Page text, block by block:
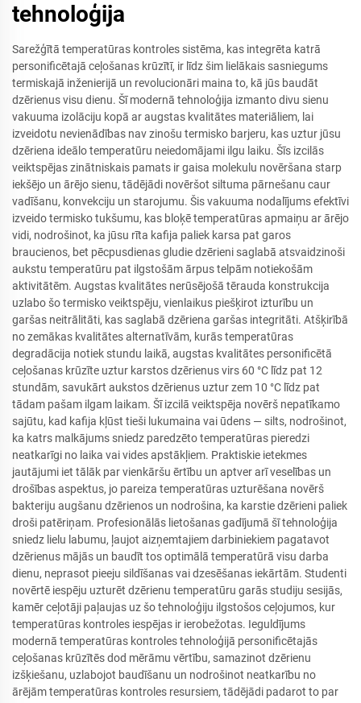
tehnoloģija
Sarežģītā temperatūras kontroles sistēma, kas integrēta katrā
personificētajā ceļošanas krūzītī, ir līdz šim lielākais sasniegums
termiskajā inženierijā un revolucionāri maina to, kā jūs baudāt
dzērienus visu dienu. Šī modernā tehnoloģija izmanto divu sienu
vakuuma izolāciju kopā ar augstas kvalitātes materiāliem, lai
izveidotu nevienādības nav zinošu termisko barjeru, kas uztur jūsu
dzēriena ideālo temperatūru neiedomājami ilgu laiku. Šīs izcilās
veiktspējas zinātniskais pamats ir gaisa molekulu novēršana starp
iekšējo un ārējo sienu, tādējādi novēršot siltuma pārnešanu caur
vadīšanu, konvekciju un starojumu. Šis vakuuma nodalījums efektīvi
izveido termisko tukšumu, kas bloķē temperatūras apmaiņu ar ārējo
vidi, nodrošinot, ka jūsu rīta kafija paliek karsa pat garos
braucienos, bet pēcpusdienas gludie dzērieni saglabā atsvaidzinoši
aukstu temperatūru pat ilgstošām ārpus telpām notiekošām
aktivitātēm. Augstas kvalitātes nerūsējošā tērauda konstrukcija
uzlabo šo termisko veiktspēju, vienlaikus piešķirot izturību un
garšas neitrālitāti, kas saglabā dzēriena garšas integritāti. Atšķirībā
no zemākas kvalitātes alternatīvām, kurās temperatūras
degradācija notiek stundu laikā, augstas kvalitātes personificētā
ceļošanas krūzīte uztur karstos dzērienus virs 60 °C līdz pat 12
stundām, savukārt aukstos dzērienus uztur zem 10 °C līdz pat
tādam pašam ilgam laikam. Šī izcilā veiktspēja novērš nepatīkamo
sajūtu, kad kafija kļūst tieši lukumaina vai ūdens — silts, nodrošinot,
ka katrs malkājums sniedz paredzēto temperatūras pieredzi
neatkarīgi no laika vai vides apstākļiem. Praktiskie ietekmes
jautājumi iet tālāk par vienkāršu ērtību un aptver arī veselības un
drošības aspektus, jo pareiza temperatūras uzturēšana novērš
bakteriju augšanu dzērienos un nodrošina, ka karstie dzērieni paliek
droši patēriņam. Profesionālās lietošanas gadījumā šī tehnoloģija
sniedz lielu labumu, ļaujot aizņemtajiem darbiniekiem pagatavot
dzērienus mājās un baudīt tos optimālā temperatūrā visu darba
dienu, neprasot pieeju sildīšanas vai dzesēšanas iekārtām. Studenti
novērtē iespēju uzturēt dzērienu temperatūru garās studiju sesijās,
kamēr ceļotāji paļaujas uz šo tehnoloģiju ilgstošos ceļojumos, kur
temperatūras kontroles iespējas ir ierobežotas. Ieguldījums
modernā temperatūras kontroles tehnoloģijā personificētajās
ceļošanas krūzītēs dod mērāmu vērtību, samazinot dzērienu
izšķiešanu, uzlabojot baudīšanu un nodrošinot neatkarību no
ārējām temperatūras kontroles resursiem, tādējādi padarot to par